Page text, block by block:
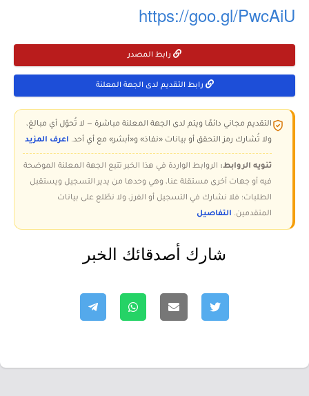
https://goo.gl/PwcAiU
رابط المصدر
رابط التقديم لدى الجهة المعلنة
التقديم مجاني دائمًا ويتم لدى الجهة المعلنة مباشرة — لا تُحوّل أي مبالغ،
ولا تُشارك رمز التحقق أو بيانات «نفاذ» و«أبشر» مع أي أحد. اعرف المزيد
تنويه الروابط: الروابط الواردة في هذا الخبر تتبع الجهة المعلنة الموضحة
فيه أو جهات أخرى مستقلة عنا، وهي وحدها من يدير التسجيل ويستقبل
الطلبات؛ فلا نشارك في التسجيل أو الفرز، ولا نطّلع على بيانات
المتقدمين. التفاصيل
شارك أصدقائك الخبر